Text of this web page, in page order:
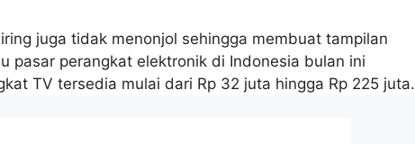
juga tidak menonjol sehingga membuat tampilan
pasar perangkat elektronik di Indonesia bulan ini
TV tersedia mulai dari Rp 32 juta hingga Rp 225 juta.